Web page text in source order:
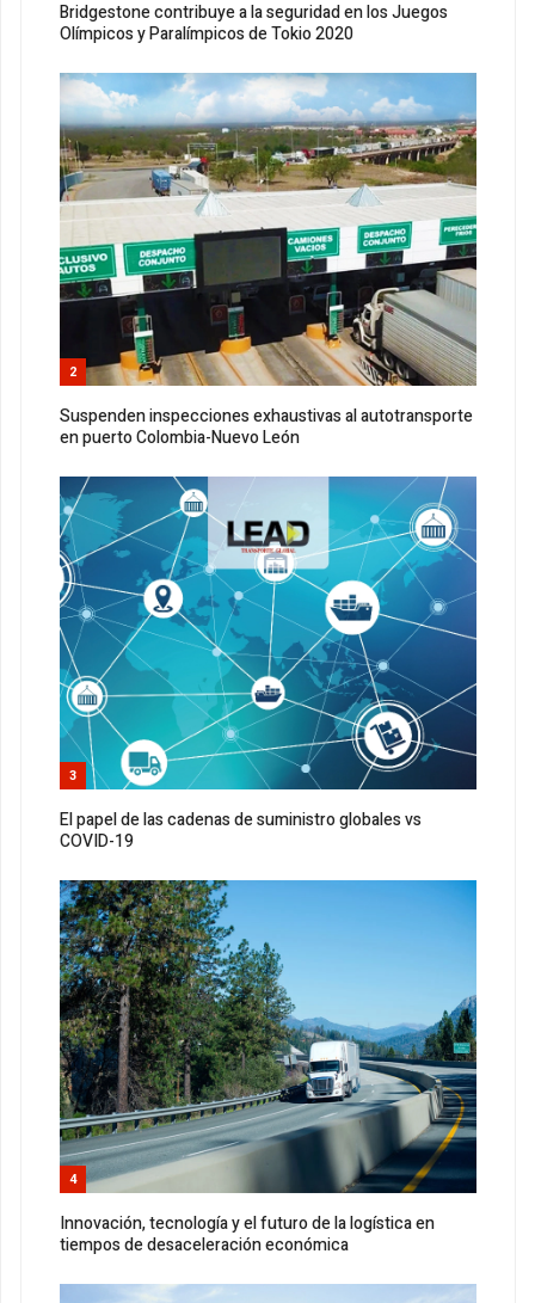
Bridgestone contribuye a la seguridad en los Juegos
Olímpicos y Paralímpicos de Tokio 2020
2
Suspenden inspecciones exhaustivas al autotransporte
en puerto Colombia-Nuevo León
3
El papel de las cadenas de suministro globales vs
COVID-19
4
Innovación, tecnología y el futuro de la logística en
tiempos de desaceleración económica